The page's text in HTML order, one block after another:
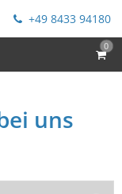
+49 8433 94180
0
uns